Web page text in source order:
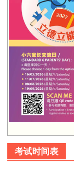
考试时间表